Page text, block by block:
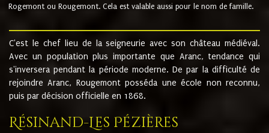
Rogemont ou Rougemont. Cela est valable aussi pour le nom de famille.
C'est le chef lieu de la seigneurie avec son château médiéval.
Avec un population plus importante que Aranc, tendance qui
s'inversera pendant la période moderne. De par la difficulté de
rejoindre Aranc, Rougemont posséda une école non reconnu,
puis par décision officielle en 1868.
Résinand-Les Pézières